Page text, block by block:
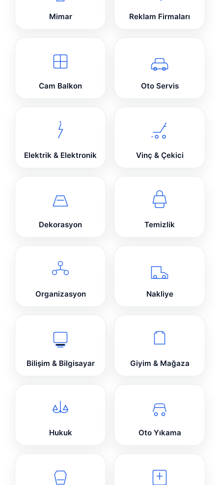
Mimar Reklam Firmaları
Cam Balkon Oto Servis
Elektrik & Elektronik Vinç & Çekici
Dekorasyon Temizlik
Organizasyon Nakliye
Bilişim & Bilgisayar Giyim & Mağaza
Hukuk Oto Yıkama